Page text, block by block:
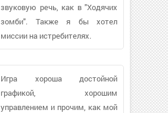
звуковую речь, как в "Ходячих
зомби". Также я бы хотел
миссии на истребителях.
Игра хороша достойной
графикой, хорошим
управлением и прочим, как мой